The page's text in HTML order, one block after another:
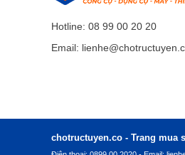
Hotline: 08 99 00 20 20
Email:
chotructuyen.co - Trang mua